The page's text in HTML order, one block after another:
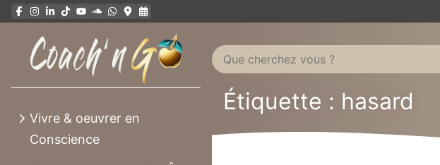
contenu
Vivre & oeuvrer en
Conscience
Étiquette : hasard